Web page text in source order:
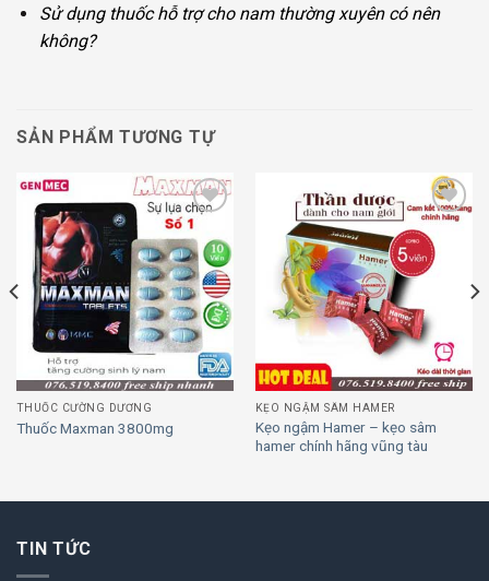
Sử dụng thuốc hỗ trợ cho nam thường xuyên có nên
không?
SẢN PHẨM TƯƠNG TỰ
Add to
wishlist
THUỐC CƯỜNG DƯƠNG
Thuốc Maxman 3800mg
Add to
wishlist
KẸO NGẬM SÂM HAMER
Kẹo ngậm Hamer – kẹo sâm
hamer chính hãng vũng tàu
TIN TỨC